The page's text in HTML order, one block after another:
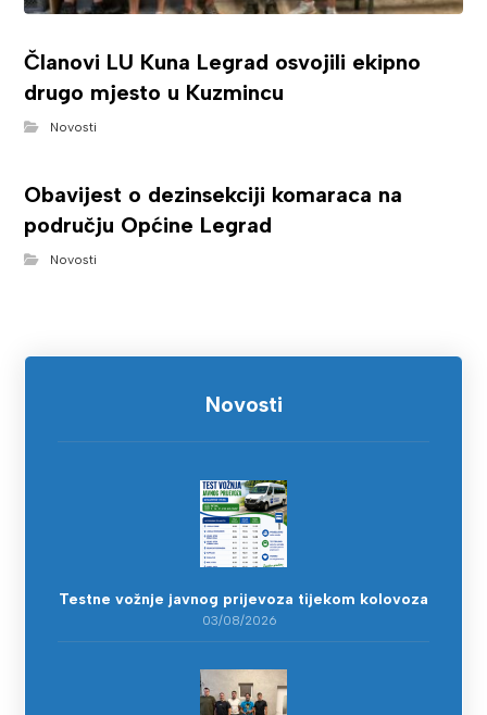
Članovi LU Kuna Legrad osvojili ekipno
drugo mjesto u Kuzmincu
Novosti
Obavijest o dezinsekciji komaraca na
području Općine Legrad
Novosti
Novosti
Testne vožnje javnog prijevoza tijekom kolovoza
03/08/2026